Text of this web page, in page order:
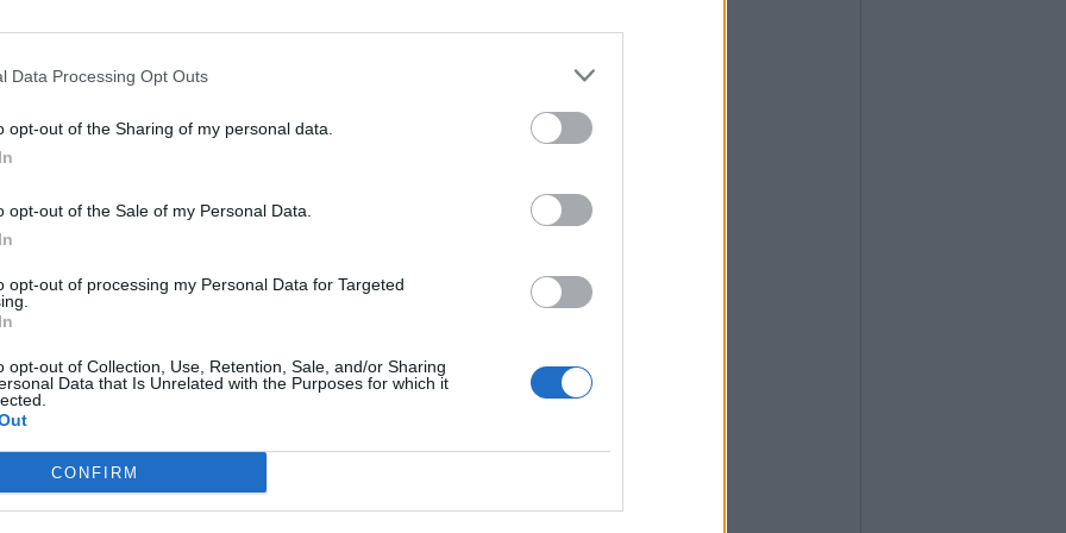
Data Processing Opt Outs
opt-out of the Sharing of my personal data.
opt-out of the Sale of my Personal Data.
opt-out of processing my Personal Data for Targeted
opt-out of Collection, Use, Retention, Sale, and/or Sharing
Data that Is Unrelated with the Purposes for which it
CONFIRM
Draghi – Chiudere tutto il resto
alla vaccinazione, non siamo nella
anno».
ancora forme di protesta, ma le scuola resta
va avanti in presenza”
Legnano: il Ministero tarda a fornire le Ffp2, la scuola
Castronno